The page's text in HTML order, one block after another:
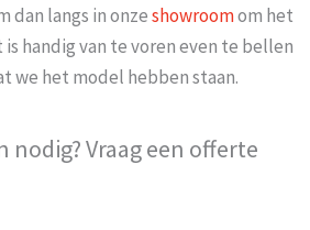
dan langs in onzeshowroomom het
handig van te voren even te bellen
we het model hebben staan.
nodig? Vraag een offerte